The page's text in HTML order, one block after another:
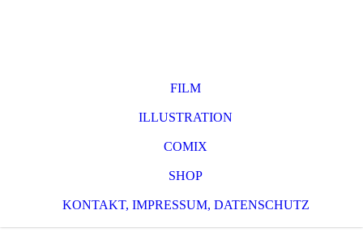
FILM
ILLUSTRATION
COMIX
SHOP
KONTAKT, IMPRESSUM, DATENSCHUTZ